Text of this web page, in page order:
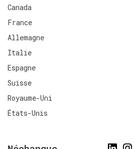
Canada
France
Allemagne
Italie
Espagne
Suisse
Royaume-Uni
États-Unis